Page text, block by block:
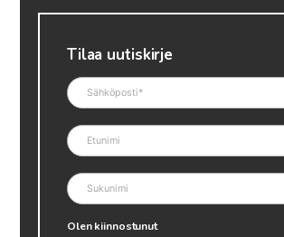
Tilaa uutiskirje
Olen kiinnostunut